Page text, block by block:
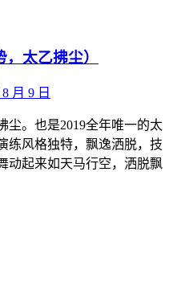
太乙拂尘）
月 9 日
尘。也是2019全年唯一的太
练风格独特，飘逸洒脱，技
动起来如天马行空，洒脱飘